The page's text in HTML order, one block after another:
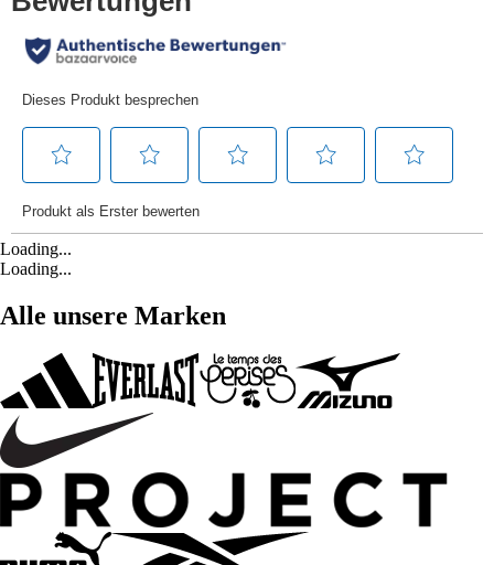
Loading...
Loading...
Alle unsere Marken